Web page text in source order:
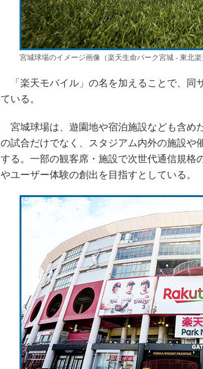
宮城球場のイメージ画像（楽天生命パーク宮城 - 東北
「楽天モバイル」の名を加えることで、同
ている。
宮城球場は、遊園地や宿泊施設なども含め
の試合だけでなく、スタジアム内外の施設や
する。一部の観客席・施設で次世代通信規格
やユーザー体験の創出を目指すとしている。